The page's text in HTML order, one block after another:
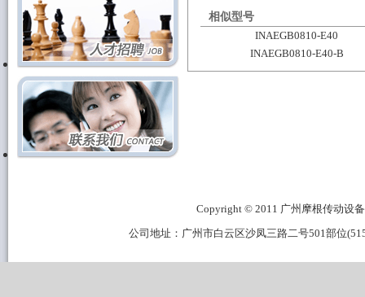
相似型号
INAEGB0810-E40
INAEGB0810-E40-B
Copyright © 2011 广州摩根传动设
公司地址：广州市白云区沙凤三路二号501部位